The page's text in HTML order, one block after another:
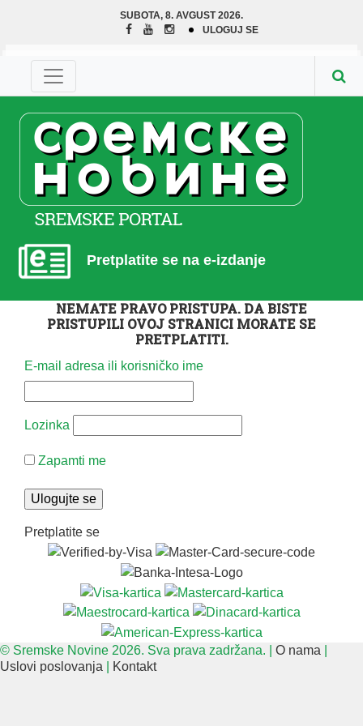
SUBOTA, 8. AVGUST 2026.
ULOGUJ SE
Pretplatite se na e-izdanje
NEMATE PRAVO PRISTUPA. DA BISTE
PRISTUPILI OVOJ STRANICI MORATE SE
PRETPLATITI.
E-mail adresa ili korisničko ime
Lozinka
Zapamti me
Pretplatite se
© Sremske Novine 2026. Sva prava zadržana. | O nama
Uslovi poslovanja
Kontakt